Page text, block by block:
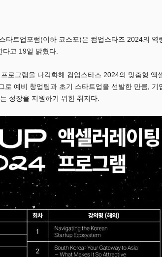
타트업포럼(이하 코스포)은 컴업스타즈 2024의 역
고 19일 밝혔다.
로그램을 다각화해 컴업스타즈 2024의 맞춤형 액
로 예비 창업팀과 초기 스타트업을 선발한 만큼, 기
성장을 지원하기 위한 취지다.